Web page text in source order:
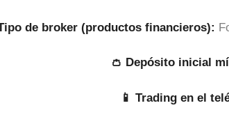
de broker (productos financieros):
👛 Depósito inicial
📱 Trading en el